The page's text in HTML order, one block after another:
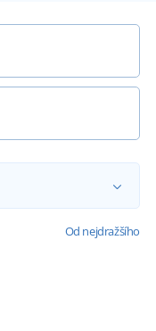
Od nejdražšího